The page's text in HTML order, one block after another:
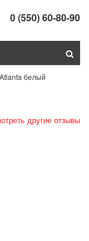
0 (550) 60-80-90
белый
другие отзывы